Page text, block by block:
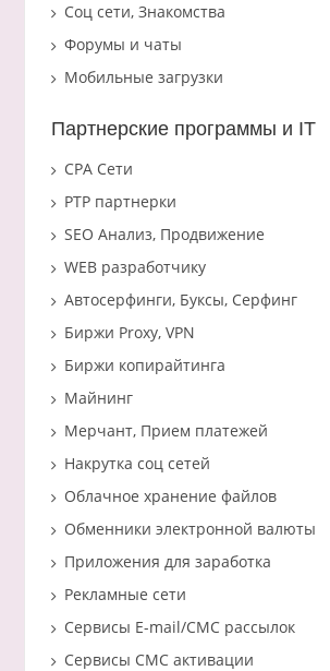
Соц сети, Знакомства
Форумы и чаты
Мобильные загрузки
Партнерские программы и IT
CPA Сети
PTP партнерки
SEO Анализ, Продвижение
WEB разработчику
Автосерфинги, Буксы, Серфинг
Биржи Proxy, VPN
Биржи копирайтинга
Майнинг
Мерчант, Прием платежей
Накрутка соц сетей
Облачное хранение файлов
Обменники электронной валюты
Приложения для заработка
Рекламные сети
Сервисы E-mail/СМС рассылок
Сервисы СМС активации